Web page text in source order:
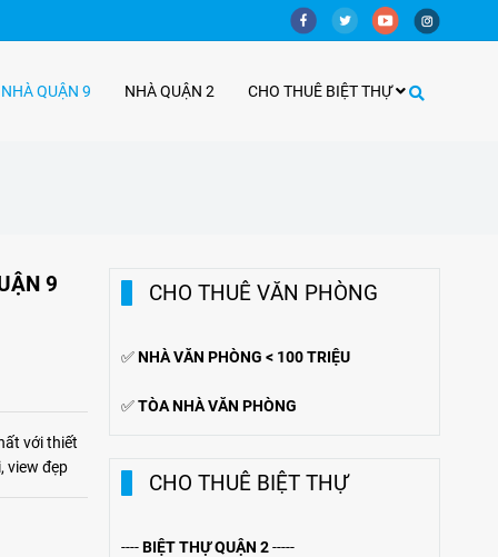
QUẬN 9 NHÀ QUẬN 2 CHO THUÊ BIỆT THỰ
9
với thiết
view đẹp
CHO THUÊ VĂN PHÒNG
✅NHÀ VĂN PHÒNG < 100 TRIỆU
✅TÒA NHÀ VĂN PHÒNG
CHO THUÊ BIỆT THỰ
----BIỆT THỰ QUẬN 2-----